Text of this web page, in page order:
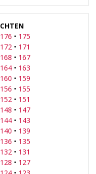
176 • 175
172 • 171
168 • 167
164• 163
160 • 159
156 • 155
152 • 151
148 • 147
144• 143
140 • 139
136 • 135
132 • 131
128 • 127